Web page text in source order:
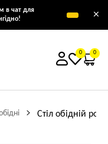
в чат для
×
0 0
Стіл обідній